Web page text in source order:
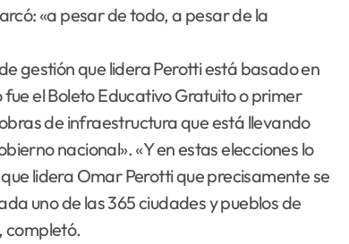
«a pesar de todo, a pesar de la
gestión que lidera Perotti está basado en
el Boleto Educativo Gratuito o primer
de infraestructura que está llevando
nacional». «Y en estas elecciones lo
lidera Omar Perotti que precisamente se
uno de las 365 ciudades y pueblos de
completó.